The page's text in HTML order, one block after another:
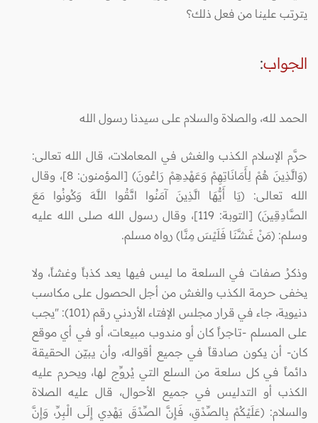
يترتب علينا من فعل ذلك؟
الجواب:
الحمد لله، والصلاة والسلام على سيدنا رسول الله
حرَّم الإسلام الكذب والغش في المعاملات، قال الله تعالى:
(وَالَّذِينَ هُمْ لِأَمَانَاتِهِمْ وَعَهْدِهِمْ رَاعُونَ) [المؤمنون: 8]، وقال
الله تعالى: (يَا أَيُّهَا الَّذِينَ آمَنُوا اتَّقُوا اللَّهَ وَكُونُوا مَعَ
الصَّادِقِينَ) [التوبة: 119]، وقال رسول الله صلى الله عليه
وسلم: (مَنْ غَشَّنَا فَلَيْسَ مِنَّا) رواه مسلم.
وذكرُ صفات في السلعة ما ليس فيها يعد كذباً وغشاً، ولا
يخفى حرمة الكذب والغش من أجل الحصول على مكاسب
دنيوية، جاء في قرار مجلس الإفتاء الأردني رقم (101): "يجب
على المسلم -تاجراً كان أو مندوب مبيعات، أو في أي موقع
كان- أن يكون صادقاً في جميع أقواله، وأن يبيّن الحقيقة
دائماً في كل سلعة من السلع التي يُروِّج لها، ويحرم عليه
الكذب أو التدليس في جميع الأحوال، قال عليه الصلاة
والسلام: (عَلَيْكُمْ بِالصِّدْقِ، فَإِنَّ الصِّدْقَ يَهْدِي إِلَى الْبِرِّ، وَإِنَّ